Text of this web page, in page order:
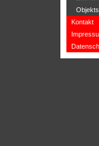
Kontakt